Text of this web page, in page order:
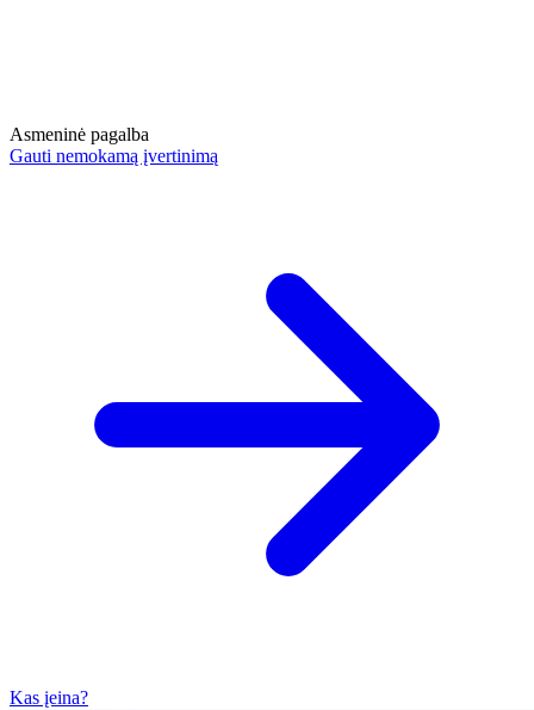
Asmeninė pagalba
Gauti nemokamą įvertinimą
Kas įeina?